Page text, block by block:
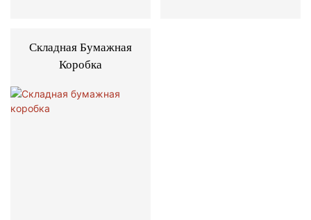
Складная Бумажная
Коробка